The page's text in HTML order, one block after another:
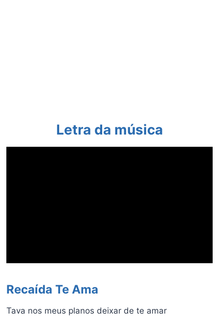
Letra da música
Recaída Te Ama
Tava nos meus planos deixar de te amar